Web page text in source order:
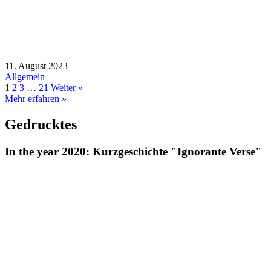
11. August 2023
Allgemein
1 2 3 … 21 Weiter »
Mehr erfahren »
Gedrucktes
In the year 2020: Kurzgeschichte "Ignorante Verse"